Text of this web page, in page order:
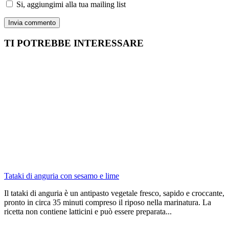
Si, aggiungimi alla tua mailing list
TI POTREBBE INTERESSARE
Tataki di anguria con sesamo e lime
Il tataki di anguria è un antipasto vegetale fresco, sapido e croccante,
pronto in circa 35 minuti compreso il riposo nella marinatura. La
ricetta non contiene latticini e può essere preparata...